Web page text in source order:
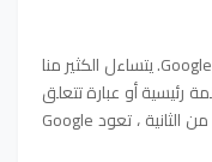
في هذه المقالة ، سنناقش خوارزمية بحث Google. يتساءل الكثير منا
أو عبارة تتعلق
ببحثنا ونضغط على Enter وفي غضون جزء من الثانية ، تعود Google